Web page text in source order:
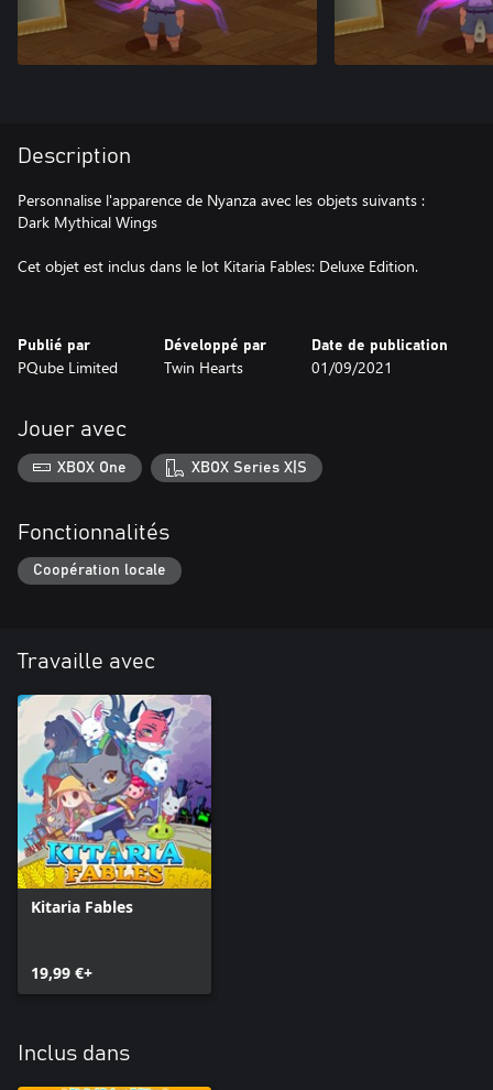
Description
Personnalise l'apparence de Nyanza avec les objets suivants :
Dark Mythical Wings
Cet objet est inclus dans le lot Kitaria Fables: Deluxe Edition.
Publié par
PQube Limited
Développé par
Twin Hearts
Date de publication
01/09/2021
Jouer avec
XBOX One XBOX Series X|S
Fonctionnalités
Coopération locale
Travaille avec
Kitaria Fables
19,99 €+
Inclus dans